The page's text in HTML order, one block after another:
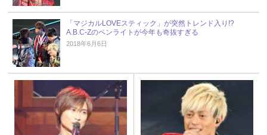
「マジカルLOVEスティック」が突然トレンド入り!?
A.B.C-Zのペンライトが今年も奇抜すぎる
2018年6月6日